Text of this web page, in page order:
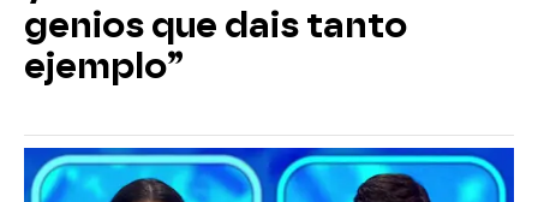
genios que dais tanto
ejemplo”